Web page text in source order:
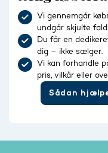
Vi gennemgår
undgår skjulte
Du får en
dig – ikke sælger.
Vi kan forhandle
pris, vilkår eller
Sådan